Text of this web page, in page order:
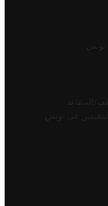
المتقاعد
في تونس